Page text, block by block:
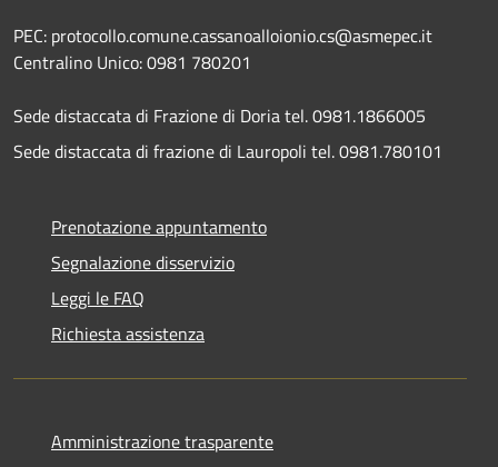
PEC: protocollo.comune.cassanoalloionio.cs@asmepec.it
Centralino Unico: 0981 780201
Sede distaccata di Frazione di Doria tel. 0981.1866005
Sede distaccata di frazione di Lauropoli tel. 0981.780101
Prenotazione appuntamento
Segnalazione disservizio
Leggi le FAQ
Richiesta assistenza
Amministrazione trasparente